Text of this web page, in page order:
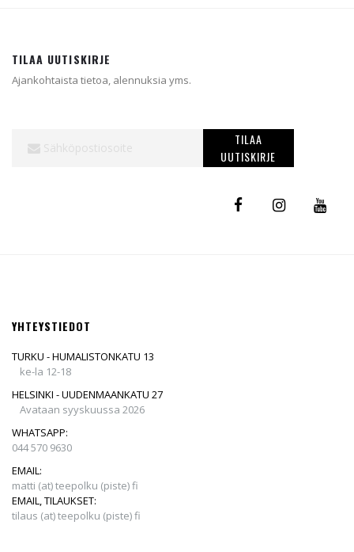
TILAA UUTISKIRJE
Ajankohtaista tietoa, alennuksia yms.
TILAA
UUTISKIRJE
YHTEYSTIEDOT
TURKU - HUMALISTONKATU 13
ke-la 12-18
HELSINKI - UUDENMAANKATU 27
Avataan syyskuussa 2026
WHATSAPP:
044 570 9630
EMAIL:
matti (at) teepolku (piste) fi
EMAIL, TILAUKSET:
tilaus (at) teepolku (piste) fi